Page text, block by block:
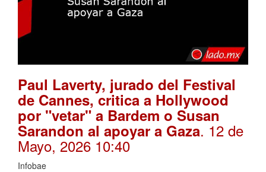
Paul Laverty, jurado del Festival
de Cannes, critica a Hollywood
por "vetar" a Bardem o Susan
Sarandon al apoyar a Gaza. 12 de
Mayo, 2026 10:40
Infobae